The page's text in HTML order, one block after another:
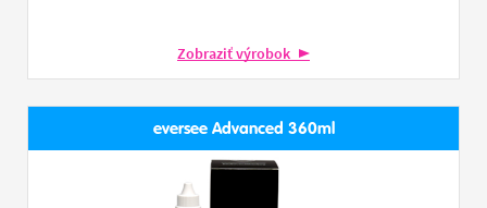
Zobraziť výrobok
eversee Advanced 360ml